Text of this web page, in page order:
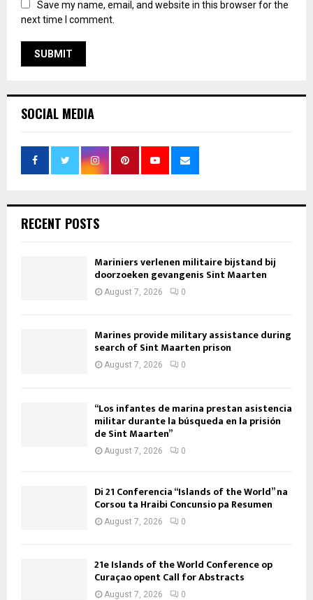
Save my name, email, and website in this browser for the
next time I comment.
SOCIAL MEDIA
RECENT POSTS
Mariniers verlenen militaire bijstand bij
doorzoeken gevangenis Sint Maarten
August 7, 2026 0
Marines provide military assistance during
search of Sint Maarten prison
August 7, 2026 0
“Los infantes de marina prestan asistencia
militar durante la búsqueda en la prisión
de Sint Maarten”
August 7, 2026 0
Di 21 Conferencia “Islands of the World” na
Corsou ta Hraibi Concunsio pa Resumen
August 7, 2026 0
21e Islands of the World Conference op
Curaçao opent Call for Abstracts
August 7, 2026 0